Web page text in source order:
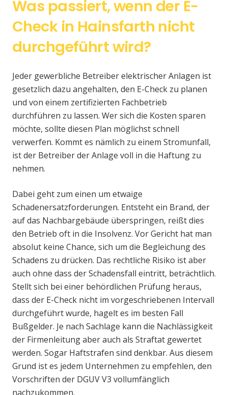
Was passiert, wenn der E-
Check in Hainsfarth nicht
durchgeführt wird?
Jeder gewerbliche Betreiber elektrischer Anlagen ist
gesetzlich dazu angehalten, den E-Check zu planen
und von einem zertifizierten Fachbetrieb
durchführen zu lassen. Wer sich die Kosten sparen
möchte, sollte diesen Plan möglichst schnell
verwerfen. Kommt es nämlich zu einem Stromunfall,
ist der Betreiber der Anlage voll in die Haftung zu
nehmen.
Dabei geht zum einen um etwaige
Schadenersatzforderungen. Entsteht ein Brand, der
auf das Nachbargebäude überspringen, reißt dies
den Betrieb oft in die Insolvenz. Vor Gericht hat man
absolut keine Chance, sich um die Begleichung des
Schadens zu drücken. Das rechtliche Risiko ist aber
auch ohne dass der Schadensfall eintritt, beträchtlich.
Stellt sich bei einer behördlichen Prüfung heraus,
dass der E-Check nicht im vorgeschriebenen Intervall
durchgeführt wurde, hagelt es im besten Fall
Bußgelder. Je nach Sachlage kann die Nachlässigkeit
der Firmenleitung aber auch als Straftat gewertet
werden. Sogar Haftstrafen sind denkbar. Aus diesem
Grund ist es jedem Unternehmen zu empfehlen, den
Vorschriften der DGUV V3 vollumfänglich
nachzukommen.